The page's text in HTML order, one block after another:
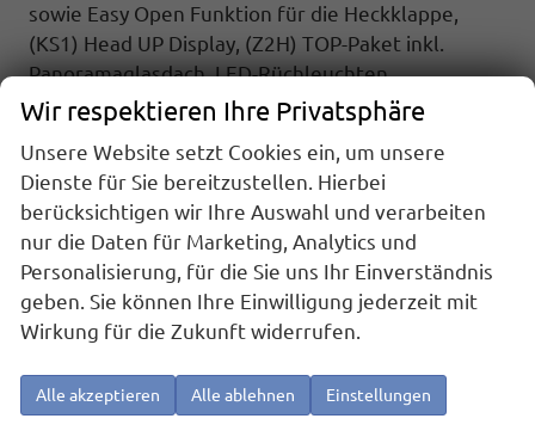
sowie Easy Open Funktion für die Heckklappe,
(KS1) Head UP Display, (Z2H) TOP-Paket inkl.
Panoramaglasdach, LED-Rüchleuchten
abgedunkelt.
Schriftzug an Fahrzeugseite, Fahrzeugheck und im
Fahrzeuginnenraum, Fahrzeug 8-fach-bereift,
Leichtmetallräder 7,5J x 18 (Sport Edition Design
TN28, schwarz glanzgedreht) mit Sommerreifen
235 50 R18, Alufelgen 7Jx17 ""Dundrod"" schwarz
mit Winterreifen (M+S Kennung inkl. Schneeflocke
/ Allwetterreifen), 3-Zonen Klimaanlage ""Air Care
Climatronic"" mit Bedienteil im Fahrgastraum,
IQ.Light - LED-Matrix-Scheinwerfer mit LED-
Wir respektieren Ihre Privatsphäre
Unsere Website setzt Cookies ein, um unsere
Dienste für Sie bereitzustellen. Hierbei
berücksichtigen wir Ihre Auswahl und verarbeiten
nur die Daten für Marketing, Analytics und
Personalisierung, für die Sie uns Ihr Einverständnis
geben. Sie können Ihre Einwilligung jederzeit mit
Wirkung für die Zukunft widerrufen.
Alle akzeptieren Alle ablehnen Einstellungen